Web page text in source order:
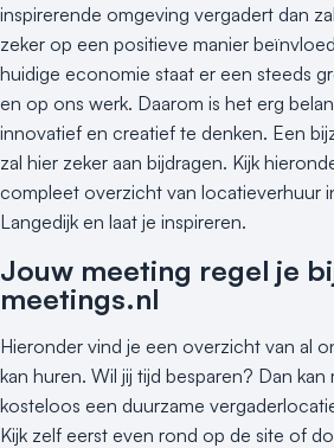
inspirerende omgeving vergadert dan
zeker op een positieve manier
huidige economie staat er een steeds
en op ons werk. Daarom is het erg
innovatief en creatief te denken. Een
zal hier zeker aan bijdragen. Kijk
compleet overzicht van locatieverhuur
Langedijk en laat je inspireren.
Jouw meeting regel je
meetings.nl
Hieronder vind je een overzicht van al
kan huren. Wil jij tijd besparen? Dan kan
kosteloos een duurzame
Kijk zelf eerst even rond op de site of